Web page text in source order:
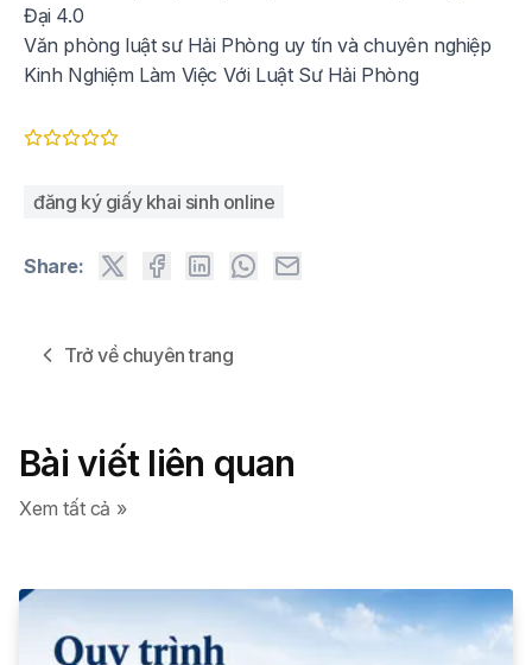
Đại 4.0
Văn phòng luật sư Hải Phòng uy tín và chuyên nghiệp
Kinh Nghiệm Làm Việc Với Luật Sư Hải Phòng
đăng ký giấy khai sinh online
Share:
Trở về chuyên trang
Bài viết liên quan
Xem tất cả »